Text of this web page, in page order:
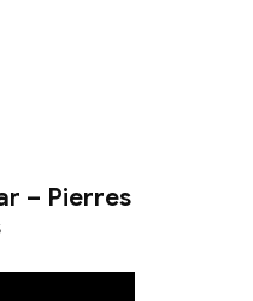
– Pierres